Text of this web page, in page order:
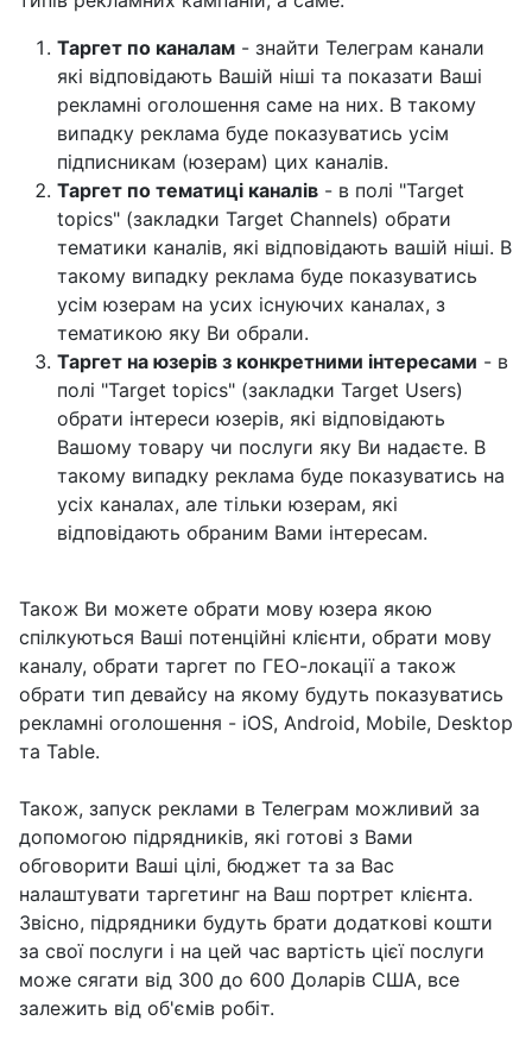
Таргет по каналам - знайти Телеграм канали
які відповідають Вашій ніші та показати Ваші
рекламні оголошення саме на них. В такому
випадку реклама буде показуватись усім
підписникам (юзерам) цих каналів.
Таргет по тематиці каналів - в полі "Target
topics" (закладки Target Channels) обрати
тематики каналів, які відповідають вашій ніші. В
такому випадку реклама буде показуватись
усім юзерам на усих існуючих каналах, з
тематикою яку Ви обрали.
Таргет на юзерів з конкретними інтересами - в
полі "Target topics" (закладки Target Users)
обрати інтереси юзерів, які відповідають
Вашому товару чи послуги яку Ви надаєте. В
такому випадку реклама буде показуватись на
усіх каналах, але тільки юзерам, які
відповідають обраним Вами інтересам.
Також Ви можете обрати мову юзера якою
спілкуються Ваші потенційні клієнти, обрати мову
каналу, обрати таргет по ГЕО-локації а також
обрати тип девайсу на якому будуть показуватись
рекламні оголошення - iOS, Android, Mobile, Desktop
та Table.
Також, запуск реклами в Телеграм можливий за
допомогою підрядників, які готові з Вами
обговорити Ваші цілі, бюджет та за Вас
налаштувати таргетинг на Ваш портрет клієнта.
Звісно, підрядники будуть брати додаткові кошти
за свої послуги і на цей час вартість цієї послуги
може сягати від 300 до 600 Доларів США, все
залежить від об'ємів робіт.